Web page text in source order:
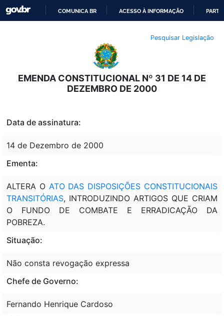
O
CONTEÚDO
COMUNICA BR ACESSO À INFORMAÇÃO
Pesquisar Legislação
EMENDA CONSTITUCIONAL Nº 31 DE 14 DE
DEZEMBRO DE 2000
Data de assinatura:
14 de Dezembro de 2000
Ementa:
ALTERA O ATO DAS DISPOSIÇÕES CONSTITUCIONAIS
TRANSITÓRIAS, INTRODUZINDO ARTIGOS QUE CRIAM
O FUNDO DE COMBATE E ERRADICAÇÃO DA
POBREZA.
Situação:
Não consta revogação expressa
Chefe de Governo:
Fernando Henrique Cardoso